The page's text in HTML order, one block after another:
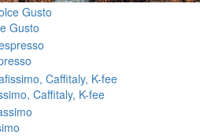
Gusto
Caffitaly, K-fee